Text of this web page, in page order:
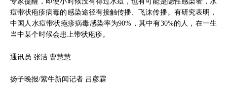
痘带状疱疹病毒的感染途径有接触传播、飞沫传播。有研究表明，
中国人水痘带状疱疹病毒感染率为90%，其中有30%的人，在一生
当中某个时候会患上带状疱疹。
通讯员 张洁 曹慧慧
扬子晚报/紫牛新闻记者 吕彦霖